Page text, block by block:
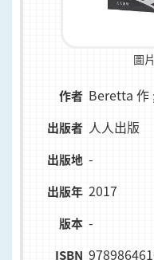
圖
作者 Beretta 作
出版者 人人出版
出版地 -
出版年 2017
版本 -
ISBN